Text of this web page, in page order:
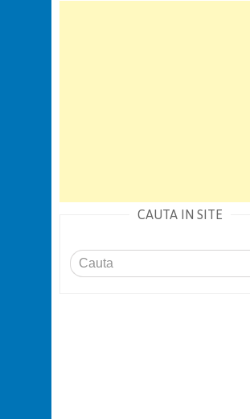
CAUTA IN SITE